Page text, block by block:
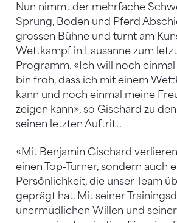
Nun nimmt der mehrfache
Sprung, Boden und Pferd
grossen Bühne und turnt am
Wettkampf in Lausanne zum
Programm. «Ich will noch
bin froh, dass ich mit einem
kann und noch einmal meine
zeigen kann», so Gischard zu
seinen letzten Auftritt.
«Mit Benjamin Gischard
einen Top-Turner, sondern auch
Persönlichkeit, die unser Team
geprägt hat. Mit seiner
unermüdlichen Willen und